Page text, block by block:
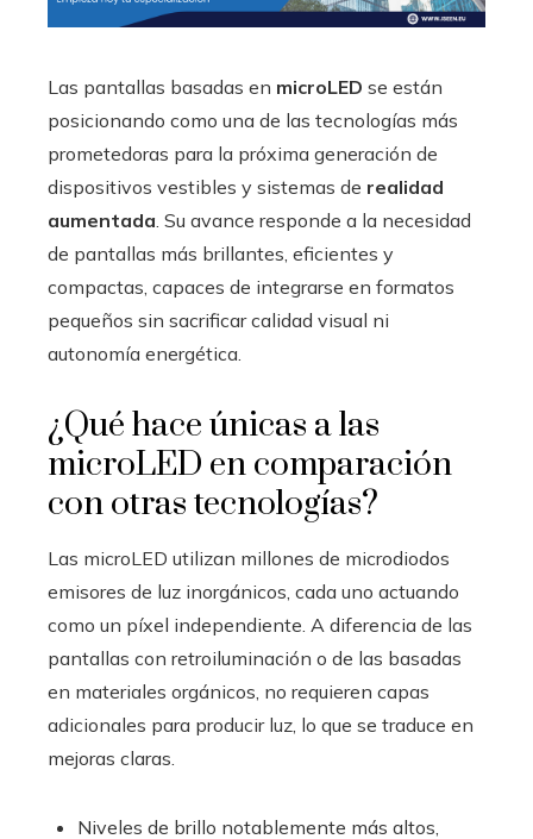
Las pantallas basadas en microLED se están
posicionando como una de las tecnologías más
prometedoras para la próxima generación de
dispositivos vestibles y sistemas de realidad
aumentada . Su avance responde a la necesidad
de pantallas más brillantes, eficientes y
compactas, capaces de integrarse en formatos
pequeños sin sacrificar calidad visual ni
autonomía energética.
¿Qué hace únicas a las
microLED en comparación
con otras tecnologías?
Las microLED utilizan millones de microdiodos
emisores de luz inorgánicos, cada uno actuando
como un píxel independiente. A diferencia de las
pantallas con retroiluminación o de las basadas
en materiales orgánicos, no requieren capas
adicionales para producir luz, lo que se traduce en
mejoras claras.
Niveles de brillo notablemente más altos,